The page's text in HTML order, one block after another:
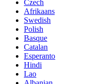
Czech
Afrikaans
Swedish
Polish
Basque
Catalan
Esperanto
Hindi
Lao